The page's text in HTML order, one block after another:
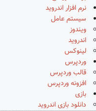
نرم افزار اندروید
سیستم عامل
ویندوز
اندروید
لینوکس
وردپرس
قالب وردپرس
افزونه وردپرس
بازی
دانلود بازی اندروید